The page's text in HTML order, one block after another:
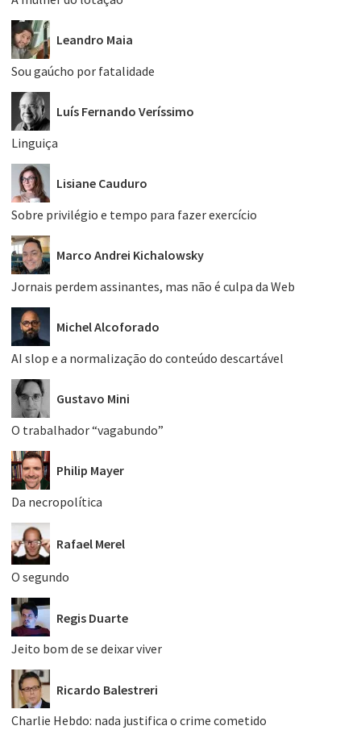
Leandro Maia
Sou gaúcho por fatalidade
Luís Fernando Veríssimo
Linguiça
Lisiane Cauduro
Sobre privilégio e tempo para fazer exercício
Marco Andrei Kichalowsky
Jornais perdem assinantes, mas não é culpa da Web
Michel Alcoforado
AI slop e a normalização do conteúdo descartável
Gustavo Mini
O trabalhador “vagabundo”
Philip Mayer
Da necropolítica
Rafael Merel
O segundo
Regis Duarte
Jeito bom de se deixar viver
Ricardo Balestreri
Charlie Hebdo: nada justifica o crime cometido